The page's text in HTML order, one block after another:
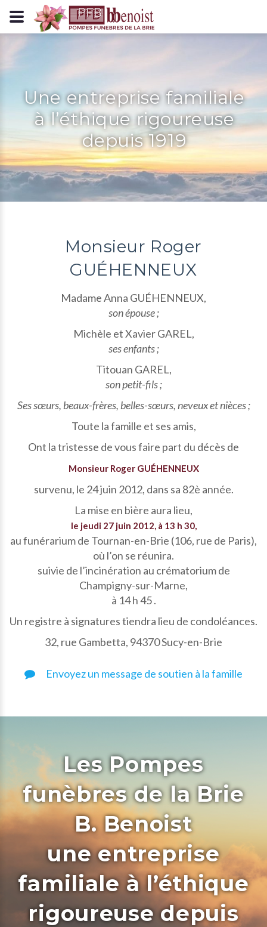
Panneau de gestion des cookies
Une entreprise familiale
à l’éthique rigoureuse
depuis 1919
Monsieur Roger
GUÉHENNEUX
Madame Anna GUÉHENNEUX,
son épouse ;
Michèle et Xavier GAREL,
ses enfants ;
Titouan GAREL,
son petit-fils ;
Ses sœurs, beaux-frères, belles-sœurs, neveux et nièces ;
Toute la famille et ses amis,
Ont la tristesse de vous faire part du décès de
Monsieur Roger GUÉHENNEUX
survenu, le 24 juin 2012, dans sa 82è année.
La mise en bière aura lieu,
le jeudi 27 juin 2012, à 13 h 30,
au funérarium de Tournan-en-Brie (106, rue de Paris),
où l’on se réunira.
suivie de l’incinération au crématorium de
Champigny-sur-Marne,
à 14 h 45 .
Un registre à signatures tiendra lieu de condoléances.
32, rue Gambetta, 94370 Sucy-en-Brie
Envoyez un message de soutien à la famille
Les Pompes
funèbres de la Brie
B. Benoist
une entreprise
familiale à l’éthique
rigoureuse depuis